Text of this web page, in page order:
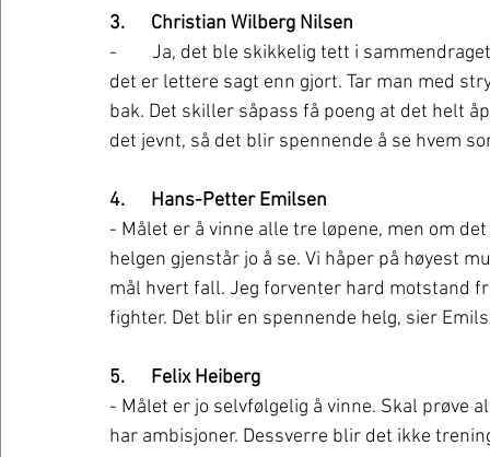
3.      Christian Wilberg Nilsen
-        Ja, det ble skikkelig tett i
det er lettere sagt enn gjort. Tar man med
bak. Det skiller såpass få poeng at det helt
det jevnt, så det blir spennende å se hvem
4.      Hans-Petter Emilsen
- Målet er å vinne alle tre løpene, men om
helgen gjenstår jo å se. Vi håper på høyest
mål hvert fall. Jeg forventer hard motstand
fighter. Det blir en spennende helg, sier
5.      Felix Heiberg
- Målet er jo selvfølgelig å vinne. Skal prøve
har ambisjoner. Dessverre blir det ikke